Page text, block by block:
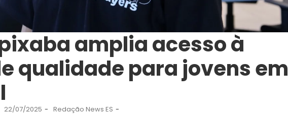
amplia acesso à
qualidade para jovens em
22/07/2025 - Redação News ES -